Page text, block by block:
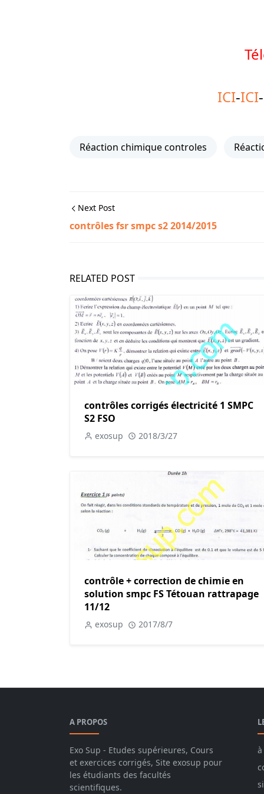
ICI-ICI-
Réaction chimique controles
Next Post
contrôles fsr smpc s2 2014/2015
RELATED POST
contrôles corrigés électricité 1 SMPC
S2 FSO
exosup 2018/3/27
contrôle + correction de chimie en
solution smpc FS Tétouan rattrapage
11/12
exosup 2017/8/7
A PROPOS
Exo Sup - Etudes supérieures, Cours
et exercices corrigés, Site exosup pour
les étudiants des facultés
scientifiques.